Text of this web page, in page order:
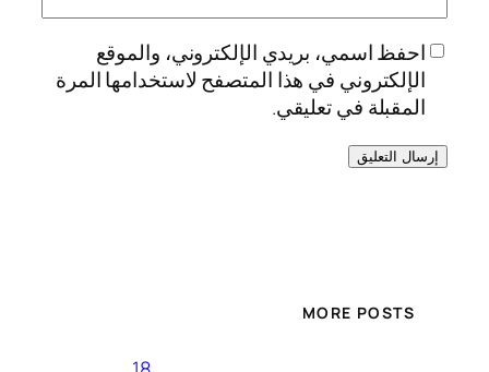
احفظ اسمي، بريدي الإلكتروني، والموقع
الإلكتروني في هذا المتصفح لاستخدامها المرة
المقبلة في تعليقي.
MORE POSTS